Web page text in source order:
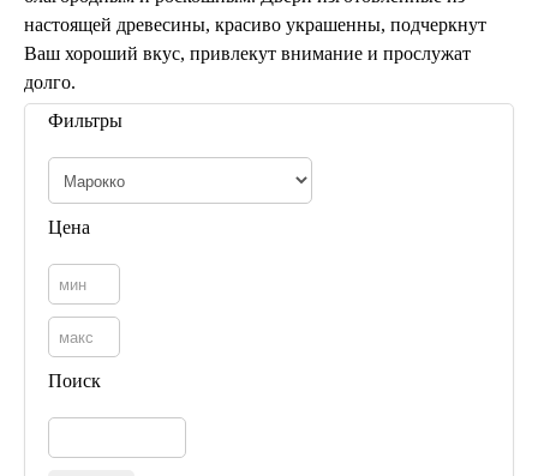
Бра из мозаики
Настольные лампы
Марокканские
Мозаичные лампы
Торшеры
настоящей древесины, красиво украшенны, подчеркнут
Ваш хороший вкус, привлекут внимание и прослужат
долго.
Фильтры
Цена
Поиск